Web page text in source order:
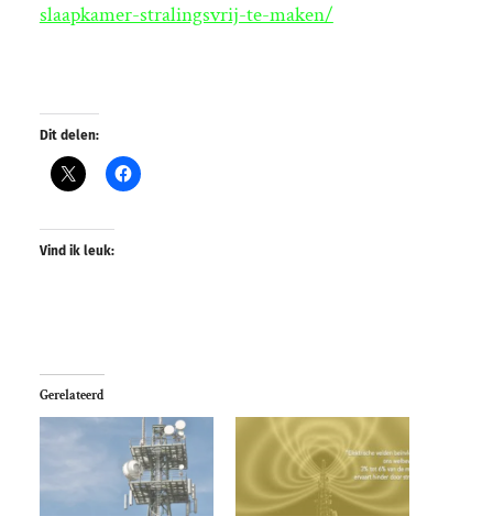
slaapkamer-stralingsvrij-te-maken/
Dit delen:
Vind ik leuk:
Gerelateerd